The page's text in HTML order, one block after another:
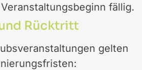
fällig.
Rücktritt
gelten